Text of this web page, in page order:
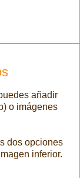
añadir
o imágenes
dos opciones
inferior.